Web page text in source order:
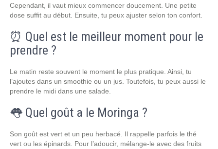
Cependant, il vaut mieux commencer doucement. Une petite
dose suffit au début. Ensuite, tu peux ajuster selon ton confort.
⏰ Quel est le meilleur moment pour le
prendre ?
Le matin reste souvent le moment le plus pratique. Ainsi, tu
l’ajoutes dans un smoothie ou un jus. Toutefois, tu peux aussi le
prendre le midi dans une salade.
👅 Quel goût a le Moringa ?
Son goût est vert et un peu herbacé. Il rappelle parfois le thé
vert ou les épinards. Pour l’adoucir, mélange-le avec des fruits